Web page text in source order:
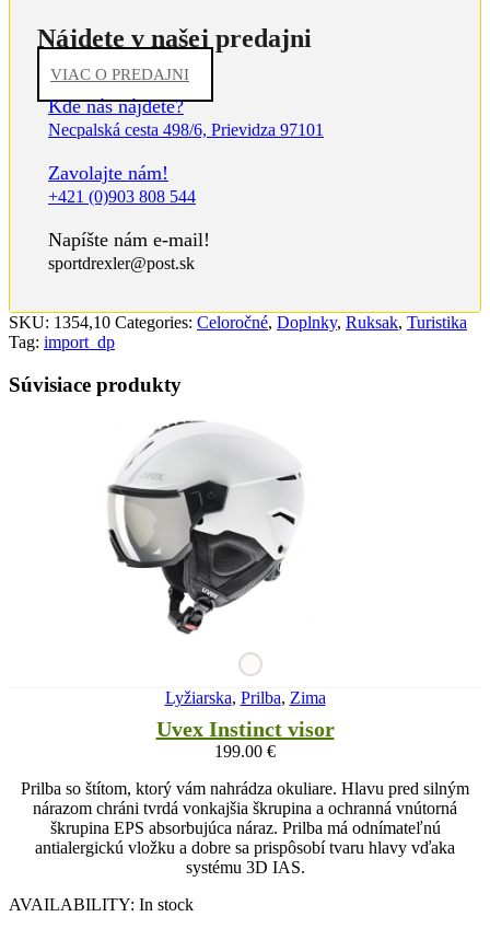
Nájdete v našej predajni
VIAC O PREDAJNI
Kde nás nájdete?
Necpalská cesta 498/6, Prievidza 97101
Zavolajte nám!
+421 (0)903 808 544
Napíšte nám e-mail!
sportdrexler@post.sk
SKU: 1354,10 Categories: Celoročné, Doplnky, Ruksak, Turistika
Tag: import_dp
Súvisiace produkty
Lyžiarska, Prilba, Zima
Uvex Instinct visor
199.00 €
Prilba so štítom, ktorý vám nahrádza okuliare. Hlavu pred silným
nárazom chráni tvrdá vonkajšia škrupina a ochranná vnútorná
škrupina EPS absorbujúca náraz. Prilba má odnímateľnú
antialergickú vložku a dobre sa prispôsobí tvaru hlavy vďaka
systému 3D IAS.
AVAILABILITY: In stock